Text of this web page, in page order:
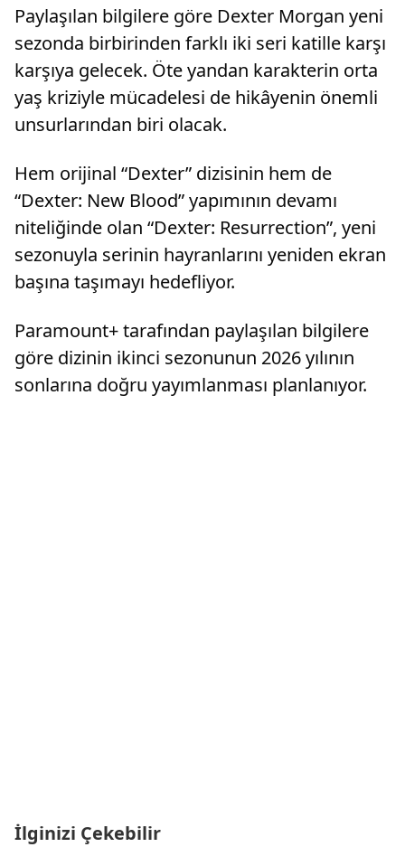
Paylaşılan bilgilere göre Dexter Morgan yeni
sezonda birbirinden farklı iki seri katille karşı
karşıya gelecek. Öte yandan karakterin orta
yaş kriziyle mücadelesi de hikâyenin önemli
unsurlarından biri olacak.
Hem orijinal “Dexter” dizisinin hem de
“Dexter: New Blood” yapımının devamı
niteliğinde olan “Dexter: Resurrection”, yeni
sezonuyla serinin hayranlarını yeniden ekran
başına taşımayı hedefliyor.
Paramount+ tarafından paylaşılan bilgilere
göre dizinin ikinci sezonunun 2026 yılının
sonlarına doğru yayımlanması planlanıyor.
İlginizi Çekebilir